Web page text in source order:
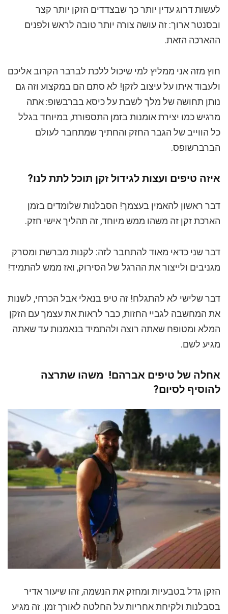
לעשות דרוג עדין יותר כך שבצדדים הזקן יותר קצר
ובסנטר ארוך: זה עושה צורה יותר טובה לראש ולפנים
ההארכה הזאת.
חוץ מזה אני ממליץ למי שיכול ללכת לברבר הקרוב אליכם
ולעבוד איתו על עיצוב לזקן! לא סתם הם במקצוע וזה גם
נותן תחושה של מלך לשבת על כיסא בברבשופ: אתה
מרגיש כמו יצירת אומנות בזמן התספורת, במיוחד בגלל
כל הווייב של הגבר החזק והחתיך שמתחבר לעולם
הברברשופס.
איזה טיפים ועצות לגידול זקן תוכל לתת לנו?
דבר ראשון להאמין בעצמך! הסבלנות שלומדים בזמן
הארכת זקן זה משהו ממש מיוחד, זה תהליך אישי חזק.
דבר שני כדאי מאוד להתחבר לזה: לקנות מברשת ומסרק
מגניבים ולייצור את ההרגל של הסירוק, ואז ממש להתמיד!
דבר שלישי לא להתגלח! זה טיפ בנאלי אבל הכרחי, לשנות
את המחשבה לגביי החזות, כבר לראות את עצמך עם הזקן
המלא ומטופח שאתה רוצה ולהתמיד בנאמנות עד שאתה
מגיע לשם.
אחלה של טיפים אברהם! משהו שתרצה
להוסיף לסיום?
הזקן גדל בטבעיות ומחזק את הנשמה, זהו שיעור אדיר
בסבלנות ולקיחת אחריות על החלטה לאורך זמן. זה מגיע